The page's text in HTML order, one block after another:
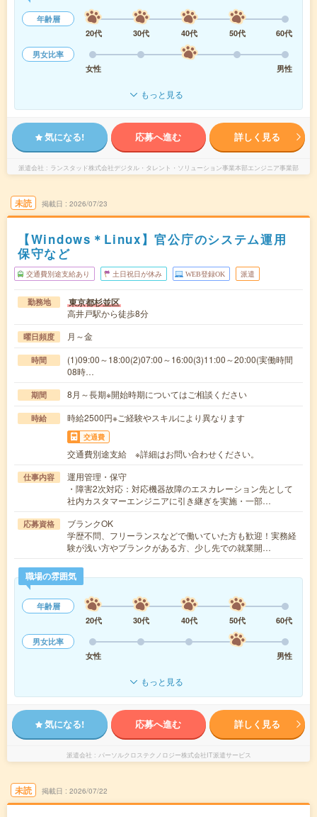
年齢層
20代
30代 40代 50代
60代
男女比率
女性
男性
もっと見る
気になる! 応募へ進む 詳しく見る
派遣会社 ランスタッド株式会社デジタル・タレント・ソリューション事業本部エンジニア事業部
未読 掲載日 2026/07/23
【Windows＊Linux】官公庁のシステム運用
保守など
交通費別途支給あり 土日祝日が休み WEB登録OK 派遣
勤務地 東京都杉並区
高井戸駅から徒歩8分
曜日頻度 月～金
時間
(1)09:00～18:00(2)07:00～16:00(3)11:00～20:00(実働時間
08時…
期間 8月～長期※開始時期についてはご相談ください
時給 時給2500円※ご経験やスキルにより異なります
交通費
交通費別途支給 ※詳細はお問い合わせください。
仕事内容
運用管理・保守
・障害2次対応：対応機器故障のエスカレーション先として
社内カスタマーエンジニアに引き継ぎを実施・一部…
応募資格
ブランクOK
学歴不問、フリーランスなどで働いていた方も歓迎！実務経
験が浅い方やブランクがある方、少し先での就業開…
職場の雰囲気
年齢層
20代
30代 40代 50代
60代
男女比率
女性
男性
もっと見る
気になる! 応募へ進む 詳しく見る
派遣会社 パーソルクロステクノロジー株式会社IT派遣サービス
未読 掲載日 2026/07/22